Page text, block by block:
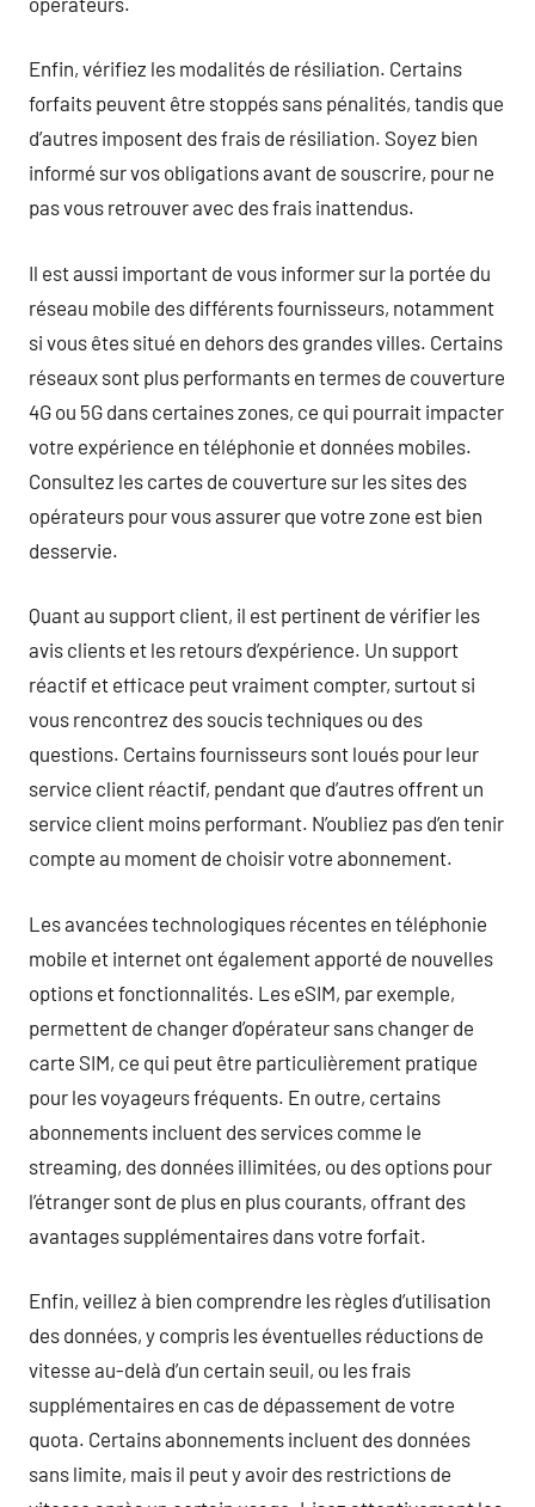
Enfin, vérifiez les modalités de résiliation. Certains
forfaits peuvent être stoppés sans pénalités, tandis que
d’autres imposent des frais de résiliation. Soyez bien
informé sur vos obligations avant de souscrire, pour ne
pas vous retrouver avec des frais inattendus.
Il est aussi important de vous informer sur la portée du
réseau mobile des différents fournisseurs, notamment
si vous êtes situé en dehors des grandes villes. Certains
réseaux sont plus performants en termes de couverture
4G ou 5G dans certaines zones, ce qui pourrait impacter
votre expérience en téléphonie et données mobiles.
Consultez les cartes de couverture sur les sites des
opérateurs pour vous assurer que votre zone est bien
desservie.
Quant au support client, il est pertinent de vérifier les
avis clients et les retours d’expérience. Un support
réactif et efficace peut vraiment compter, surtout si
vous rencontrez des soucis techniques ou des
questions. Certains fournisseurs sont loués pour leur
service client réactif, pendant que d’autres offrent un
service client moins performant. N’oubliez pas d’en tenir
compte au moment de choisir votre abonnement.
Les avancées technologiques récentes en téléphonie
mobile et internet ont également apporté de nouvelles
options et fonctionnalités. Les eSIM, par exemple,
permettent de changer d’opérateur sans changer de
carte SIM, ce qui peut être particulièrement pratique
pour les voyageurs fréquents. En outre, certains
abonnements incluent des services comme le
streaming, des données illimitées, ou des options pour
l’étranger sont de plus en plus courants, offrant des
avantages supplémentaires dans votre forfait.
Enfin, veillez à bien comprendre les règles d’utilisation
des données, y compris les éventuelles réductions de
vitesse au-delà d’un certain seuil, ou les frais
supplémentaires en cas de dépassement de votre
quota. Certains abonnements incluent des données
sans limite, mais il peut y avoir des restrictions de